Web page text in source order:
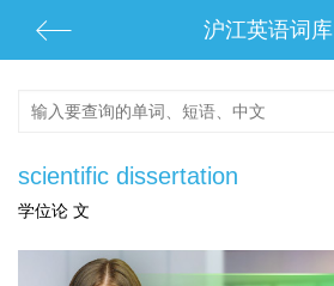
沪江英语词库
scientific dissertation
学位论 文